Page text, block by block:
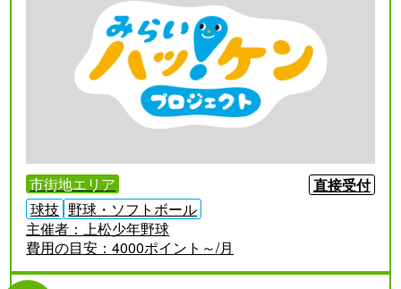
市街地エリア
直接受付
球技 野球・ソフトボール
主催者：上松少年野球
費用の目安：4000ポイント～/月